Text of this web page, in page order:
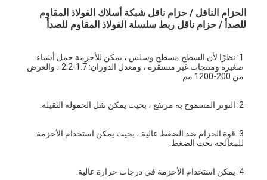
الحزام الناقل / حزام ناقل شبكة أسلاك الفولاذ المقاوم
للصدأ / حزام ناقل ربط سلسلة الفولاذ المقاوم للصدأ
من 200-1200 مم
2: التوتر المسموح به مرتفع ، بحيث يمكن نقل الحمولة الثقيلة.
للمعالجة تحت الضغط.
4: يمكن استخدام الأحزمة في درجات حرارة عالية.